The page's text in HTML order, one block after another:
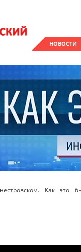
НОВОСТИ
Как это